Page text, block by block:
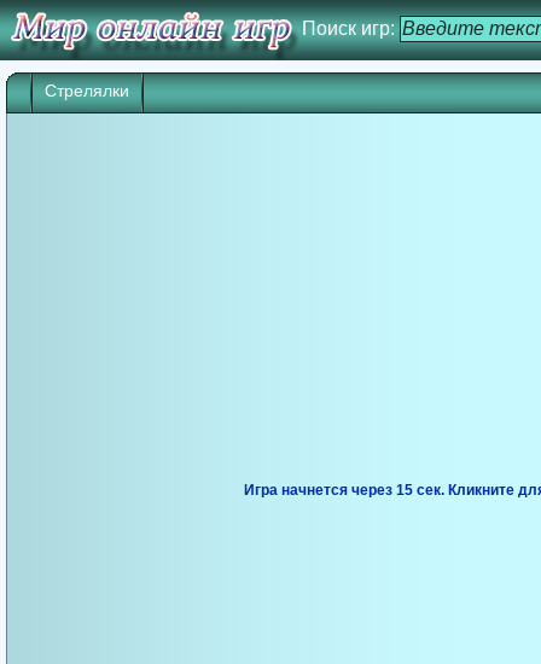
Поиск игр:
Стрелялки
Игра начнется через 14 сек. Кликните